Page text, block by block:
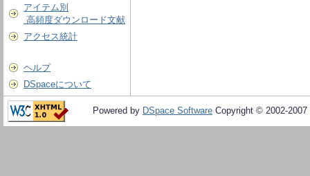
アイテム別
高頻度ダウンロード文献
アクセス統計
ヘルプ
DSpaceについて
Powered by DSpace Software Copyright © 2002-2007